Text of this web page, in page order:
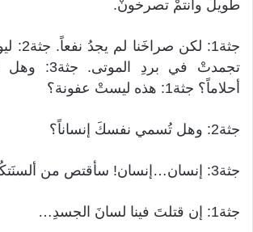
طويلْ وانتمْ تصرخونْ.
جثة1:
تجمدتْ في بردِ
أحلاماً؟ جثة1: هذه ليستْ عفونة؟
جثة2: وهل تُسمي نفسكَ إنساناً؟
جثة3: إنسان…إنسان! سأقتص من ألسنَتكُم الثرثارة
جثة1: إن قتلتَ فينا لسانَ الجسدِ…